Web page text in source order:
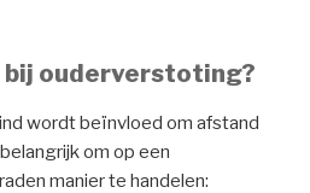
bij ouderverstoting?
wordt beïnvloed om afstand
om op een
manier te handelen: